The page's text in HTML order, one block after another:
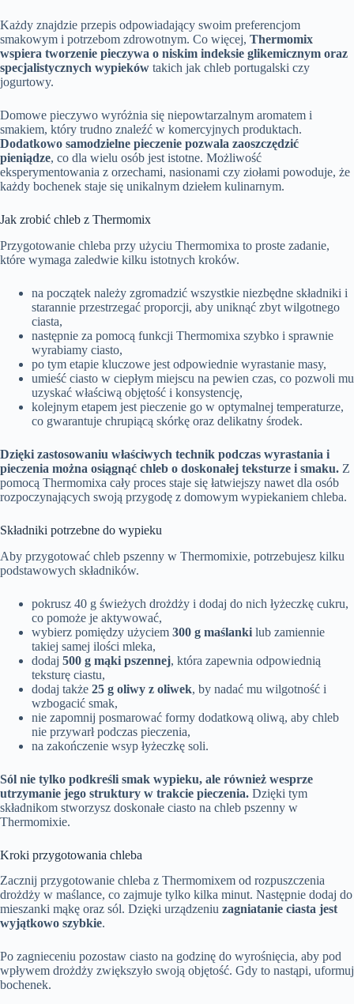
Każdy znajdzie przepis odpowiadający swoim preferencjom
smakowym i potrzebom zdrowotnym. Co więcej, Thermomix
wspiera tworzenie pieczywa o niskim indeksie glikemicznym oraz
specjalistycznych wypieków takich jak chleb portugalski czy
jogurtowy.
Domowe pieczywo wyróżnia się niepowtarzalnym aromatem i
smakiem, który trudno znaleźć w komercyjnych produktach.
Dodatkowo samodzielne pieczenie pozwala zaoszczędzić
pieniądze, co dla wielu osób jest istotne. Możliwość
eksperymentowania z orzechami, nasionami czy ziołami powoduje, że
każdy bochenek staje się unikalnym dziełem kulinarnym.
Jak zrobić chleb z Thermomix
Przygotowanie chleba przy użyciu Thermomixa to proste zadanie,
które wymaga zaledwie kilku istotnych kroków.
na początek należy zgromadzić wszystkie niezbędne składniki i
starannie przestrzegać proporcji, aby uniknąć zbyt wilgotnego
ciasta,
następnie za pomocą funkcji Thermomixa szybko i sprawnie
wyrabiamy ciasto,
po tym etapie kluczowe jest odpowiednie wyrastanie masy,
umieść ciasto w ciepłym miejscu na pewien czas, co pozwoli mu
uzyskać właściwą objętość i konsystencję,
kolejnym etapem jest pieczenie go w optymalnej temperaturze,
co gwarantuje chrupiącą skórkę oraz delikatny środek.
Dzięki zastosowaniu właściwych technik podczas wyrastania i
pieczenia można osiągnąć chleb o doskonałej teksturze i smaku. Z
pomocą Thermomixa cały proces staje się łatwiejszy nawet dla osób
rozpoczynających swoją przygodę z domowym wypiekaniem chleba.
Składniki potrzebne do wypieku
Aby przygotować chleb pszenny w Thermomixie, potrzebujesz kilku
podstawowych składników.
pokrusz 40 g świeżych drożdży i dodaj do nich łyżeczkę cukru,
co pomoże je aktywować,
wybierz pomiędzy użyciem 300 g maślanki lub zamiennie
takiej samej ilości mleka,
dodaj 500 g mąki pszennej, która zapewnia odpowiednią
teksturę ciastu,
dodaj także 25 g oliwy z oliwek, by nadać mu wilgotność i
wzbogacić smak,
nie zapomnij posmarować formy dodatkową oliwą, aby chleb
nie przywarł podczas pieczenia,
na zakończenie wsyp łyżeczkę soli.
Sól nie tylko podkreśli smak wypieku, ale również wesprze
utrzymanie jego struktury w trakcie pieczenia. Dzięki tym
składnikom stworzysz doskonałe ciasto na chleb pszenny w
Thermomixie.
Kroki przygotowania chleba
Zacznij przygotowanie chleba z Thermomixem od rozpuszczenia
drożdży w maślance, co zajmuje tylko kilka minut. Następnie dodaj do
mieszanki mąkę oraz sól. Dzięki urządzeniu zagniatanie ciasta jest
wyjątkowo szybkie.
Po zagnieceniu pozostaw ciasto na godzinę do wyrośnięcia, aby pod
wpływem drożdży zwiększyło swoją objętość. Gdy to nastąpi, uformuj
bochenek.